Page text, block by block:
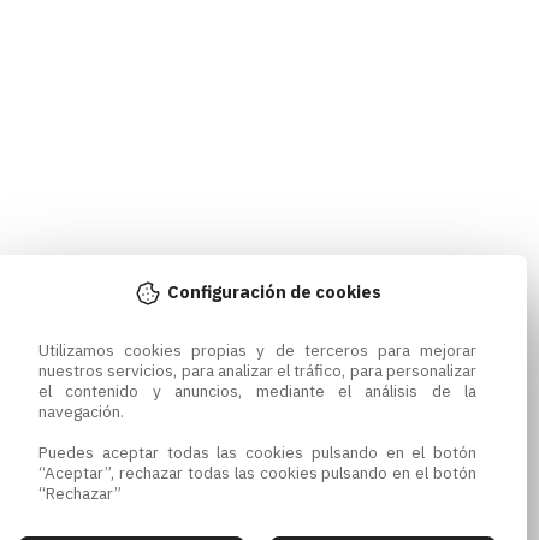
Configuración de cookies
Utilizamos cookies propias y de terceros para mejorar
nuestros servicios, para analizar el tráfico, para personalizar
el contenido y anuncios, mediante el análisis de la
navegación.
Puedes aceptar todas las cookies pulsando en el botón
“Aceptar”, rechazar todas las cookies pulsando en el botón
“Rechazar”